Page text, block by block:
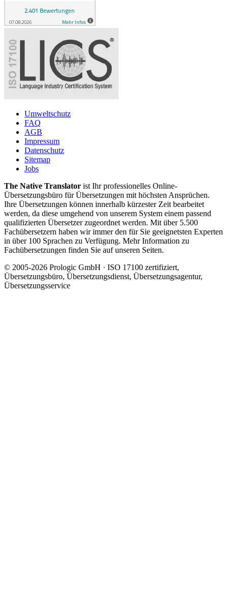
Umweltschutz
FAQ
AGB
Impressum
Datenschutz
Sitemap
Jobs
The Native Translator ist Ihr professionelles Online-
Übersetzungsbüro für Übersetzungen mit höchsten Ansprüchen.
Ihre Übersetzungen können innerhalb kürzester Zeit bearbeitet
werden, da diese umgehend von unserem System einem passend
qualifizierten Übersetzer zugeordnet werden. Mit über 5.500
Fachübersetzern haben wir immer den für Sie geeignetsten Experten
in über 100 Sprachen zu Verfügung. Mehr Information zu
Fachübersetzungen finden Sie auf unseren Seiten.
© 2005-2026 Prologic GmbH · ISO 17100 zertifiziert,
Übersetzungsbüro, Übersetzungsdienst, Übersetzungsagentur,
Übersetzungsservice